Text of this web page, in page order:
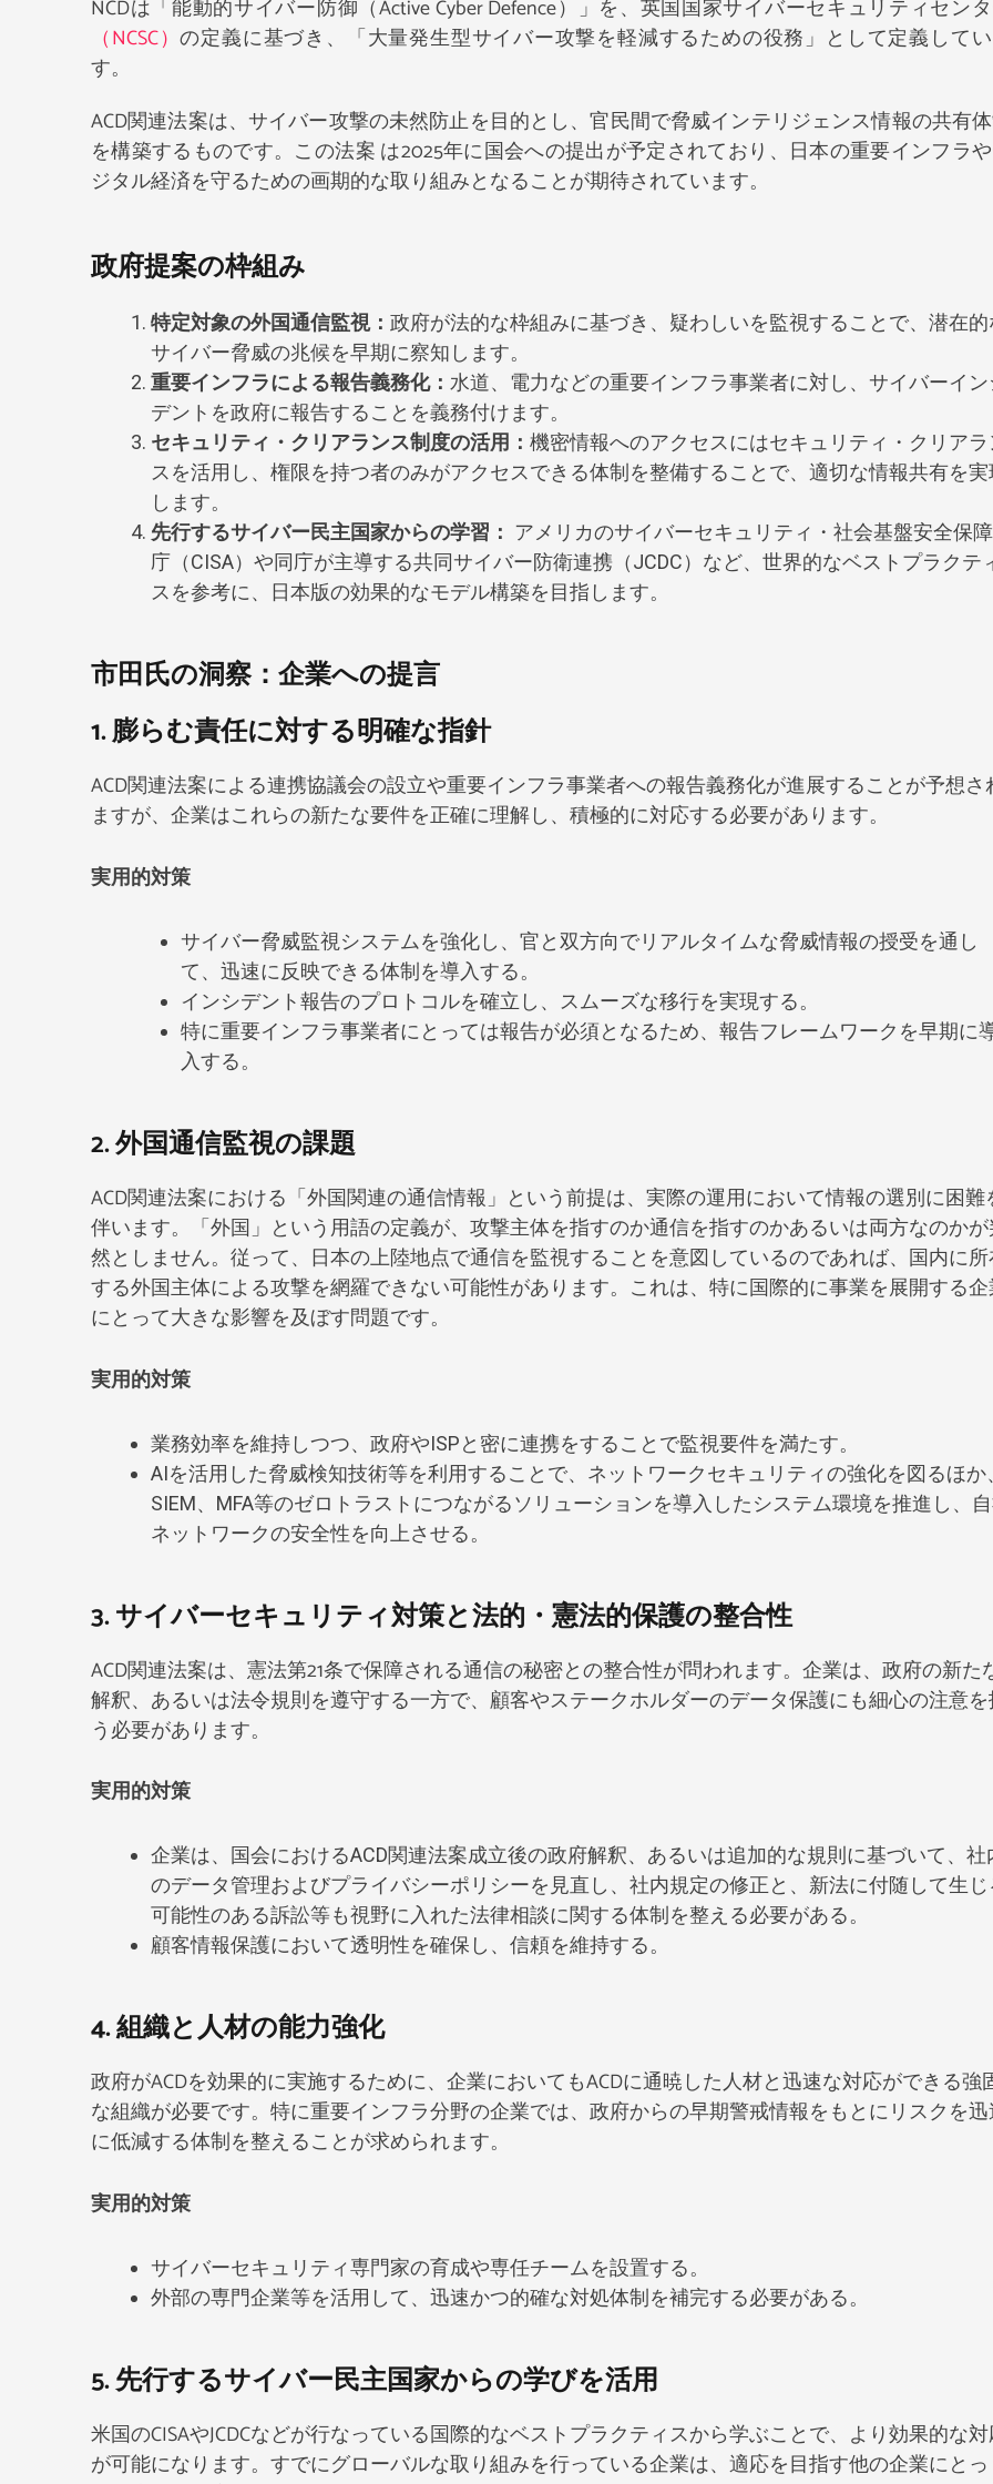
NCDは「能動的サイバー防御（Active Cyber Defence）」を、英国国家サイバーセキュリティセン
（NCSC）の定義に基づき、「大量発生型サイバー攻撃を軽減するための役務」として定義してい
す。
ACD関連法案は、サイバー攻撃の未然防止を目的とし、官民間で脅威インテリジェンス情報の共有
を構築するものです。この法案 は2025年に国会への提出が予定されており、日本の重要インフラ
ジタル経済を守るための画期的な取り組みとなることが期待されています。
政府提案の枠組み
特定対象の外国通信監視： 政府が法的な枠組みに基づき、疑わしいを監視することで、潜在的
サイバー脅威の兆候を早期に察知します。
重要インフラによる報告義務化： 水道、電力などの重要インフラ事業者に対し、サイバーイン
デントを政府に報告することを義務付けます。
セキュリティ・クリアランス制度の活用： 機密情報へのアクセスにはセキュリティ・クリアラ
スを活用し、権限を持つ者のみがアクセスできる体制を整備することで、適切な情報共有を実
します。
先行するサイバー民主国家からの学習： アメリカのサイバーセキュリティ・社会基盤安全保障
庁（CISA）や同庁が主導する共同サイバー防衛連携（JCDC）など、世界的なベストプラクテ
スを参考に、日本版の効果的なモデル構築を目指します。
市田氏の洞察：企業への提言
1. 膨らむ責任に対する明確な指針
ACD関連法案による連携協議会の設立や重要インフラ事業者への報告義務化が進展することが予想さ
ますが、企業はこれらの新たな要件を正確に理解し、積極的に対応する必要があります。
実用的対策
サイバー脅威監視システムを強化し、官と双方向でリアルタイムな脅威情報の授受を通し
て、迅速に反映できる体制を導入する。
インシデント報告のプロトコルを確立し、スムーズな移行を実現する。
特に重要インフラ事業者にとっては報告が必須となるため、報告フレームワークを早期に
入する。
2. 外国通信監視の課題
ACD関連法案における「外国関連の通信情報」という前提は、実際の運用において情報の選別に困難
伴います。「外国」という用語の定義が、攻撃主体を指すのか通信を指すのかあるいは両方なのか
然としません。従って、日本の上陸地点で通信を監視することを意図しているのであれば、国内に
する外国主体による攻撃を網羅できない可能性があります。これは、特に国際的に事業を展開する
にとって大きな影響を及ぼす問題です。
実用的対策
業務効率を維持しつつ、政府やISPと密に連携をすることで監視要件を満たす。
AIを活用した脅威検知技術等を利用することで、ネットワークセキュリティの強化を図るほか
SIEM、MFA等のゼロトラストにつながるソリューションを導入したシステム環境を推進し、
ネットワークの安全性を向上させる。
3. サイバーセキュリティ対策と法的・憲法的保護の整合性​
ACD関連法案は、憲法第21条で保障される通信の秘密との整合性が問われます。企業は、政府の新た
解釈、あるいは法令規則を遵守する一方で、顧客やステークホルダーのデータ保護にも細心の注意
う必要があります。
実用的対策
企業は、国会におけるACD関連法案成立後の政府解釈、あるいは追加的な規則に基づいて、社
のデータ管理およびプライバシーポリシーを見直し、社内規定の修正と、新法に付随して生じ
可能性のある訴訟等も視野に入れた法律相談に関する体制を整える必要がある。
顧客情報保護において透明性を確保し、信頼を維持する。
4. 組織と人材の能力強化​
政府がACDを効果的に実施するために、企業においてもACDに通暁した人材と迅速な対応ができる強
な組織が必要です。特に重要インフラ分野の企業では、政府からの早期警戒情報をもとにリスクを
に低減する体制を整えることが求められます。
実用的対策
サイバーセキュリティ専門家の育成や専任チームを設置する。
外部の専門企業等を活用して、迅速かつ的確な対処体制を補完する必要がある。
5. 先行するサイバー民主国家からの学びを活用
米国のCISAやJCDCなどが行なっている国際的なベストプラクティスから学ぶことで、より効果的な
が可能になります。すでにグローバルな取り組みを行っている企業は、適応を目指す他の企業にとっ